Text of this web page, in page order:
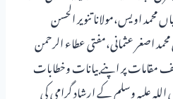
محمد اویس،مولانا تنویر الحسن
اصغر عثمانی،مفتی عطاء الرحمن
مقامات پر اپنے بیانات وخطابات
علیہ وسلم کے ارشاد گرامی کی